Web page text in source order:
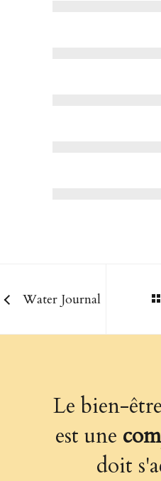
Water Journal
Le bien-
est une
doit